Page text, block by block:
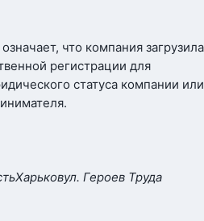
означает, что компания загрузила
регистрации для
статуса компании или
Харьковул. Героев Труда